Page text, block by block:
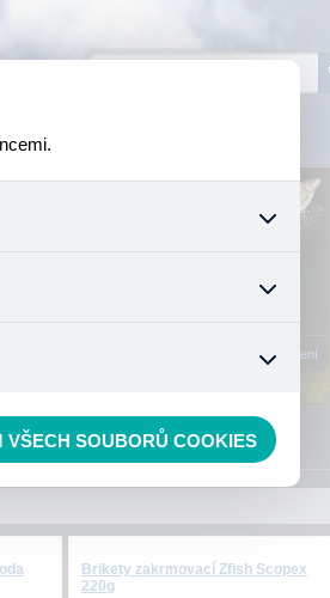
Přihlášení
Brikety zakrmovací Zfish Scopex
220g
uživáním cookies. Pro tyto cookies
nedokážeme zjistit navštívené
VŠECH SOUBORŮ COOKIES